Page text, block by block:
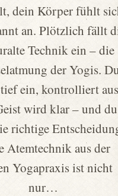
dein Körper fühlt
an. Plötzlich fällt
Technik ein – die
der Yogis.
ein, kontrolliert
wird klar – und du
richtige
Atemtechnik aus der
Yogapraxis ist nicht
nur…